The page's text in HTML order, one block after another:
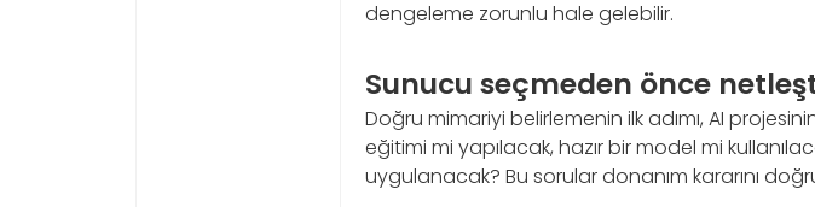
dengeleme zorunlu hale gelebilir.
Sunucu seçmeden önce
Doğru mimariyi belirlemenin ilk adımı, AI
eğitimi mi yapılacak, hazır bir model mi
uygulanacak? Bu sorular donanım kararını